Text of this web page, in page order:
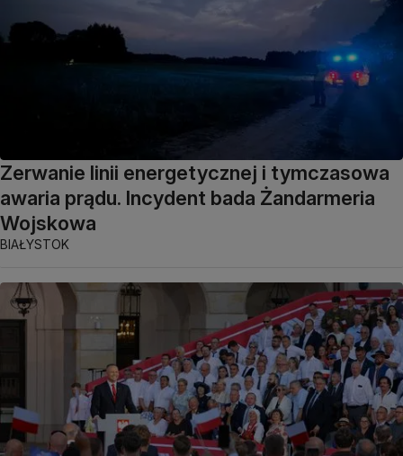
Zerwanie linii energetycznej i tymczasowa
awaria prądu. Incydent bada Żandarmeria
Wojskowa
BIAŁYSTOK